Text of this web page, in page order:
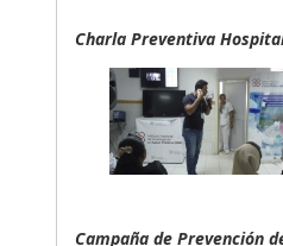
Charla Preventiva
Campaña de Prevención